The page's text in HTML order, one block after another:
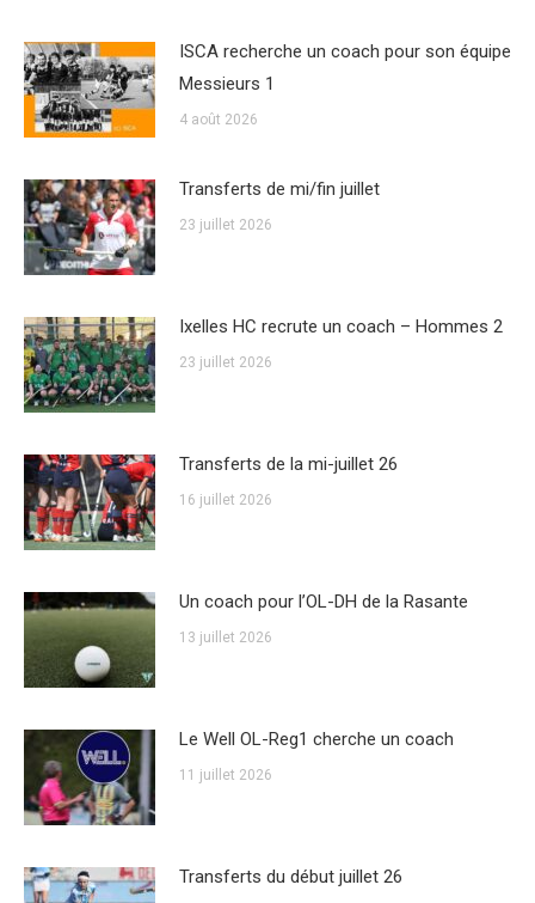
ISCA recherche un coach pour son équipe
Messieurs 1
4 août 2026
Transferts de mi/fin juillet
23 juillet 2026
Ixelles HC recrute un coach – Hommes 2
23 juillet 2026
Transferts de la mi-juillet 26
16 juillet 2026
Un coach pour l’OL-DH de la Rasante
13 juillet 2026
Le Well OL-Reg1 cherche un coach
11 juillet 2026
Transferts du début juillet 26